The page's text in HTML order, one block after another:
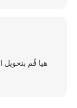
هيا قُم